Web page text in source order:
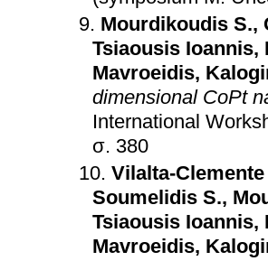
Mourdikoudis S.,
Tsiaousis Ioannis,
Mavroeidis,
dimensional CoPt
International
σ. 380
Vilalta-
Soumelidis S.,
Tsiaousis Ioannis,
Mavroeidis,